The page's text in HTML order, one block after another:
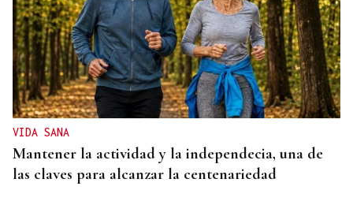
VIDA SANA
Mantener la actividad y la independecia, una de
las claves para alcanzar la centenariedad